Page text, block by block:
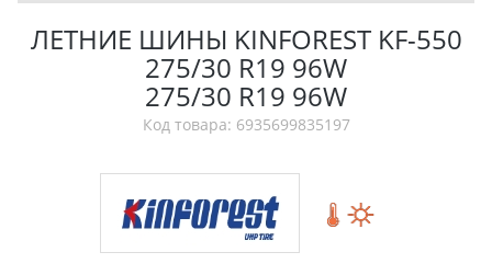
ЛЕТНИЕ ШИНЫ KINFOREST KF-550
275/30 R19 96W
275/30 R19 96W
Код товара: 6935699835197